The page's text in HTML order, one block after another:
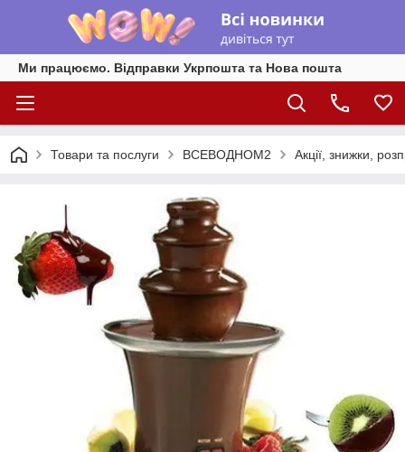
Ми працюємо. Відправки Укрпошта та Нова пошта
Товари та послуги ВСЕВОДНОМ2 Акції, знижки,